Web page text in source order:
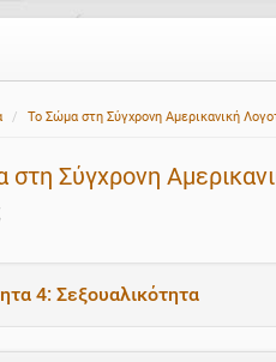
Το Σώμα στη Σύγχρονη Αμερικανική
Σύγχρονη
4: Σεξουαλικότητα